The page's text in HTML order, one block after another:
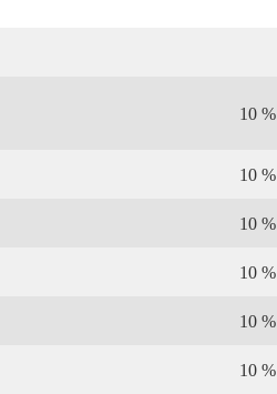
10 %
10 %
10 %
10 %
10 %
10 %